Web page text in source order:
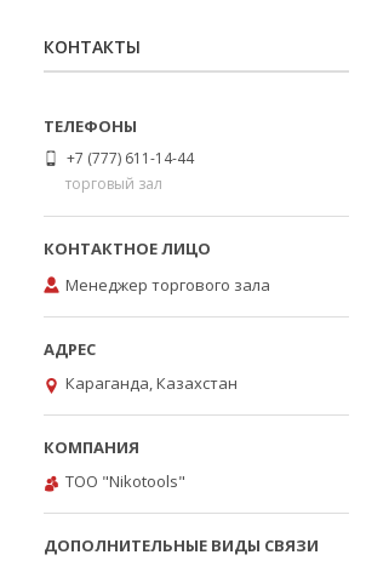
КОНТАКТЫ
+7 (777) 611-14-44
торговый зал
Менеджер торгового зала
Караганда, Казахстан
ТОО "Nikotools"